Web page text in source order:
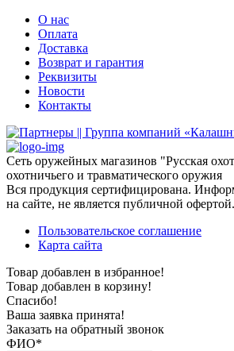
О нас
Оплата
Доставка
Возврат и гарантия
Реквизиты
Новости
Контакты
Сеть оружейных магазинов "Русская
охотничьего и травматического оружия
Вся продукция сертифицирована.
на сайте, не является публичной офертой.
Пользовательское соглашение
Карта сайта
Товар добавлен в избранное!
Товар добавлен в корзину!
Спасибо!
Ваша заявка принята!
Заказать на обратный звонок
ФИО*